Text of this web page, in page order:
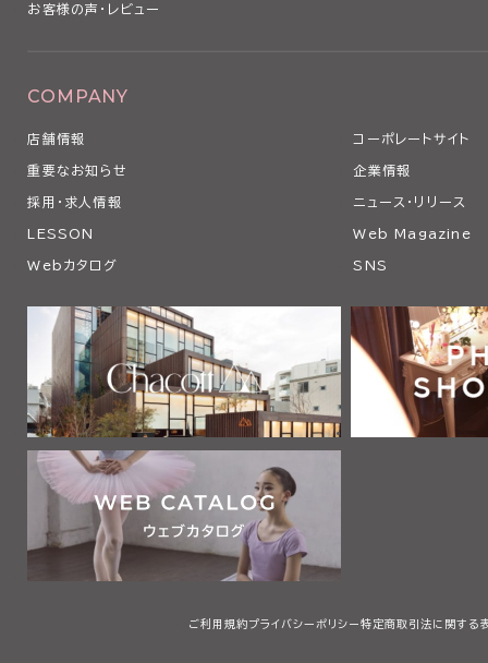
お客様の声・レビュー
COMPANY
店舗情報 コーポレートサイト
重要なお知らせ 企業情報
採用・求人情報 ニュース・リリース
LESSON Web Magazine
Webカタログ SNS
ご利用規約プライバシーポリシー 特定商取引法に関する